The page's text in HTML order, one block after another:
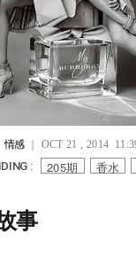
情感｜ OCT 21 , 2014
: 205期 香水
事